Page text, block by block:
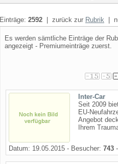
Einträge: 2592 | zurück zur Rubrik |
Es werden sämtliche Einträge der
angezeigt - Premiumeinträge zuerst.
Inter-Car
Seit 2009
EU-
Angebot
Ihrem
Datum: 19.05.2015 - Besucher: 743